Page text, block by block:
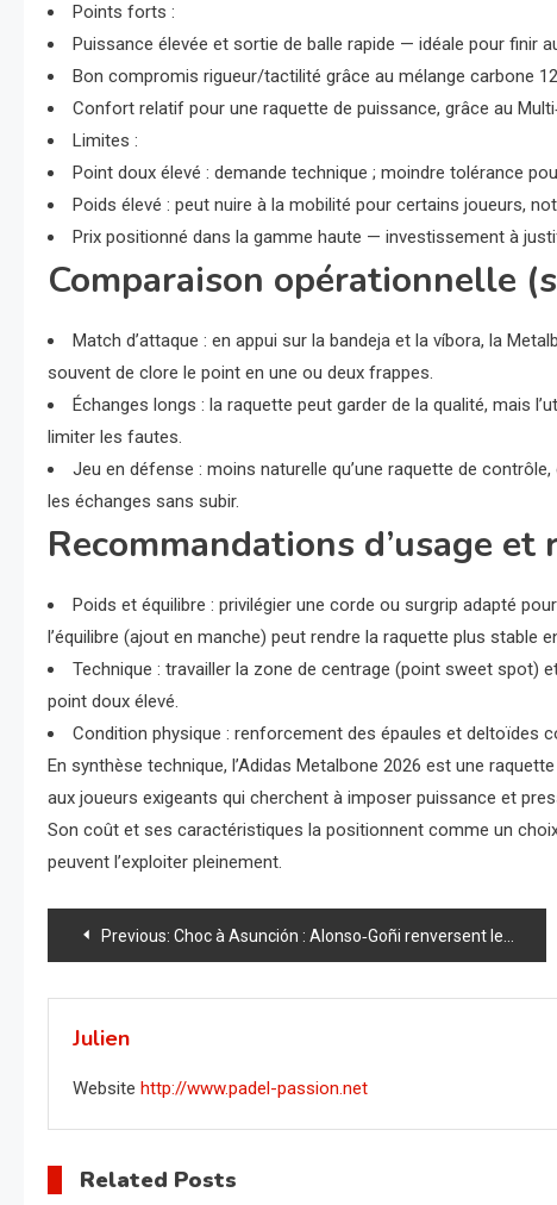
Points forts :
Puissance élevée et sortie de balle rapide — idéale pour finir
Bon compromis rigueur/tactilité grâce au mélange carbone
Confort relatif pour une raquette de puissance, grâce au
Limites :
Point doux élevé : demande technique ; moindre tolérance
Poids élevé : peut nuire à la mobilité pour certains joueurs,
Prix positionné dans la gamme haute — investissement à
Comparaison opérationnelle
Match d’attaque : en appui sur la bandeja et la víbora, la
souvent de clore le point en une ou deux frappes.
Échanges longs : la raquette peut garder de la qualité, mais
limiter les fautes.
Jeu en défense : moins naturelle qu’une raquette de
les échanges sans subir.
Recommandations d’usage et
Poids et équilibre : privilégier une corde ou surgrip adapté
l’équilibre (ajout en manche) peut rendre la raquette plus stable
Technique : travailler la zone de centrage (point sweet spot)
point doux élevé.
Condition physique : renforcement des épaules et deltoïdes
En synthèse technique, l’Adidas Metalbone 2026 est une
aux joueurs exigeants qui cherchent à imposer puissance et
Son coût et ses caractéristiques la positionnent comme un
peuvent l’exploiter pleinement.
Navigation
de
l’article
Previous: Choc à Asunción : Alonso‑Goñi renversent les favoris — la surprise qui rebat toutes les cartes
Julien
Website http://www.padel-passion.net
Related Posts